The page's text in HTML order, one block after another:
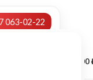
063-02-22
0,00